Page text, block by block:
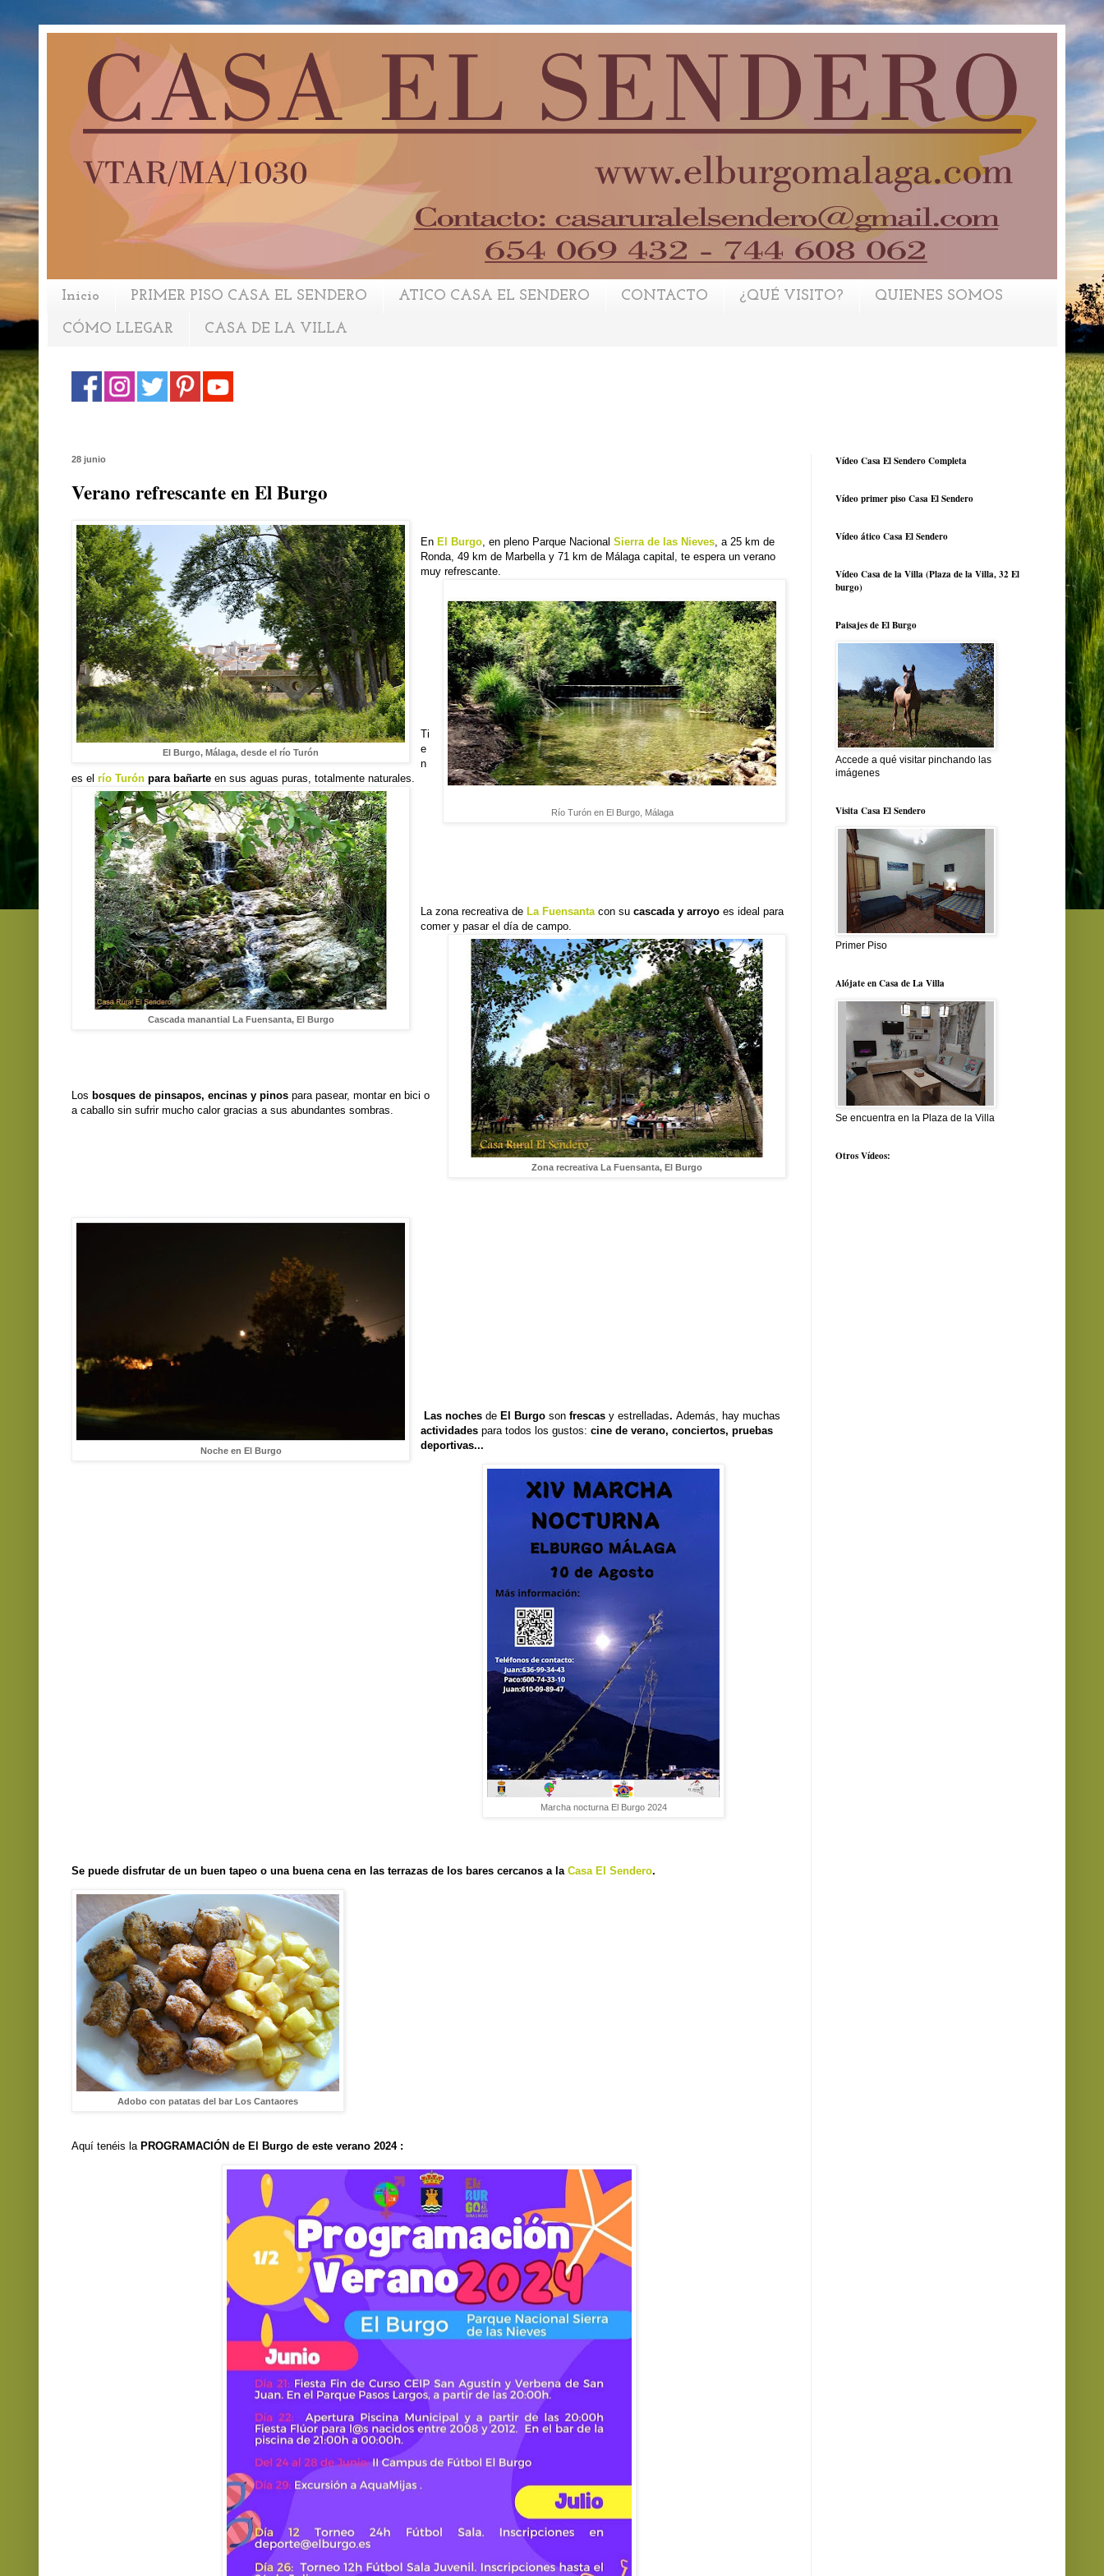
Inicio PRIMER PISO CASA EL SENDERO ATICO CASA EL SENDERO CONTACTO ¿QUÉ VISITO? QUIENES SOMOS
CÓMO LLEGAR CASA DE LA VILLA
28 junio
Verano refrescante en El Burgo
El Burgo, Málaga, desde el río Turón
En El Burgo , en pleno Parque NacionalSierra de las Nieves , a 25 km de
Ronda, 49 km de Marbella y 71 km de Málaga capital, te espera un verano
muy refrescante.
Río Turón en El Burgo, Málaga
Ti
e
n
es el río Turón para bañarte en sus aguas puras, totalmente naturales.
Cascada manantial La Fuensanta, El Burgo
La zona recreativa deLa Fuensanta con su cascada y arroyoes ideal para
comer y pasar el día de campo.
Zona recreativa La Fuensanta, El Burgo
Los bosques de pinsapos, encinas y pinos para pasear, montar en bici o
a caballo sin sufrir mucho calor gracias a sus abundantes sombras.
Noche en El Burgo
Las nochesde El Burgosonfrescasy estrelladas.Además, hay muchas
actividadespara todos los gustos: cine de verano, conciertos, pruebas
deportivas...
Marcha nocturna El Burgo 2024
Se puede disfrutar de un buen tapeo o una buena cena en las terrazas de los bares cercanos a la Casa El Sendero.
Adobo con patatas del bar Los Cantaores
Aquí tenéis la PROGRAMACIÓN de El Burgo de este verano 2024 :
Vídeo Casa El Sendero Completa
Vídeo primer piso Casa El Sendero
Vídeo ático Casa El Sendero
Vídeo Casa de la Villa (Plaza de la Villa, 32 El
burgo)
Paisajes de El Burgo
Accede a qué visitar pinchando las
imágenes
Visita Casa El Sendero
Primer Piso
Alójate en Casa de La Villa
Se encuentra en la Plaza de la Villa
Otros Vídeos: